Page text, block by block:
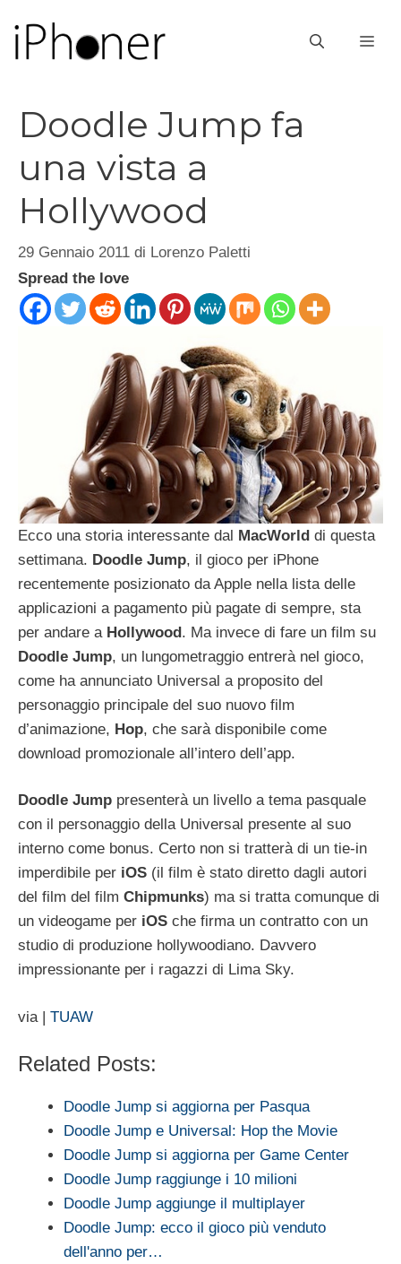
contenuto
Doodle Jump fa
una vista a
Hollywood
29 Gennaio 2011 di Lorenzo Paletti
Spread the love
Ecco una storia interessante dal MacWorld di questa
settimana. Doodle Jump, il gioco per iPhone
recentemente posizionato da Apple nella lista delle
applicazioni a pagamento più pagate di sempre, sta
per andare a Hollywood. Ma invece di fare un film su
Doodle Jump, un lungometraggio entrerà nel gioco,
come ha annunciato Universal a proposito del
personaggio principale del suo nuovo film
d’animazione, Hop, che sarà disponibile come
download promozionale all’intero dell’app.
Doodle Jump presenterà un livello a tema pasquale
con il personaggio della Universal presente al suo
interno come bonus. Certo non si tratterà di un tie-in
imperdibile per iOS (il film è stato diretto dagli autori
del film del film Chipmunks) ma si tratta comunque di
un videogame per iOS che firma un contratto con un
studio di produzione hollywoodiano. Davvero
impressionante per i ragazzi di Lima Sky.
via | TUAW
Related Posts:
Doodle Jump si aggiorna per Pasqua
Doodle Jump e Universal: Hop the Movie
Doodle Jump si aggiorna per Game Center
Doodle Jump raggiunge i 10 milioni
Doodle Jump aggiunge il multiplayer
Doodle Jump: ecco il gioco più venduto
dell'anno per…